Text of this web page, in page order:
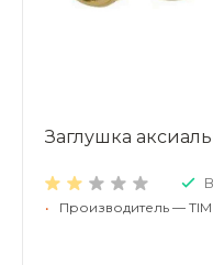
Заглушка
• Производитель — TIM